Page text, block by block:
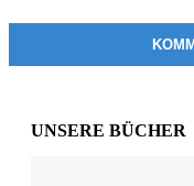
UNSERE BÜCHER